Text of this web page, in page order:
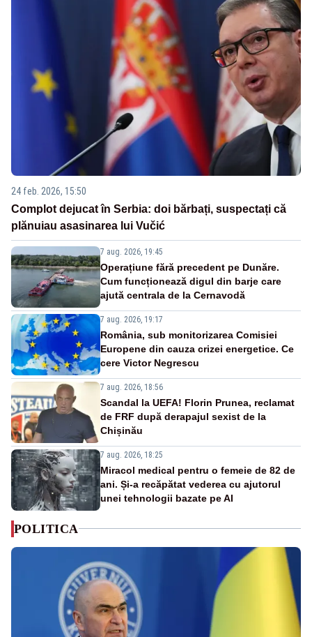
24 feb. 2026, 15:50
Complot dejucat în Serbia: doi bărbați, suspectați că
plănuiau asasinarea lui Vučić
7 aug. 2026, 19:45
Operațiune fără precedent pe Dunăre.
Cum funcționează digul din barje care
ajută centrala de la Cernavodă
7 aug. 2026, 19:17
România, sub monitorizarea Comisiei
Europene din cauza crizei energetice. Ce
cere Victor Negrescu
7 aug. 2026, 18:56
Scandal la UEFA! Florin Prunea, reclamat
de FRF după derapajul sexist de la
Chișinău
7 aug. 2026, 18:25
Miracol medical pentru o femeie de 82 de
ani. Și-a recăpătat vederea cu ajutorul
unei tehnologii bazate pe AI
POLITICA